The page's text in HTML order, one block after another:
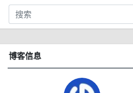
博客信息